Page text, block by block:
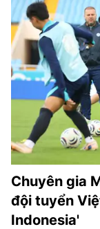
Chuyên gia
đội tuyển
Indonesia'